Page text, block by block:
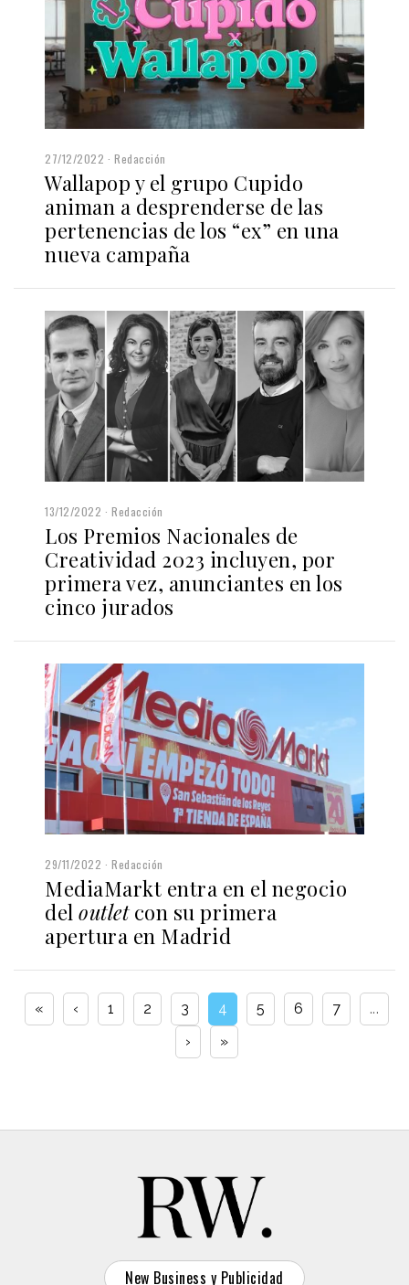
27/12/2022 Redacción
Wallapop y el grupo Cupido
animan a desprenderse de las
pertenencias de los “ex” en una
nueva campaña
13/12/2022 Redacción
Los Premios Nacionales de
Creatividad 2023 incluyen, por
primera vez, anunciantes en los
cinco jurados
29/11/2022 Redacción
MediaMarkt entra en el negocio
del outletcon su primera
apertura en Madrid
« ‹ 1 2 3 4 5 6 7
...
›
»
New Business y Publicidad